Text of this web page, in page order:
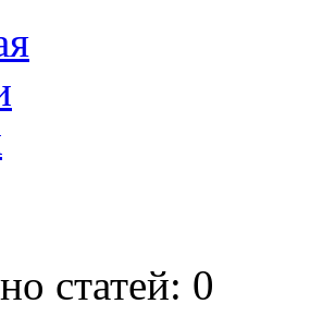
статей: 0